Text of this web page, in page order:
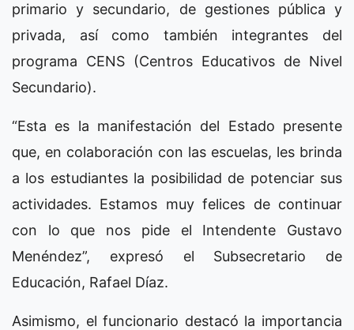
primario y secundario, de gestiones pública y
privada, así como también integrantes del
programa CENS (Centros Educativos de Nivel
Secundario).
“Esta es la manifestación del Estado presente
que, en colaboración con las escuelas, les brinda
a los estudiantes la posibilidad de potenciar sus
actividades. Estamos muy felices de continuar
con lo que nos pide el Intendente Gustavo
Menéndez”, expresó el Subsecretario de
Educación, Rafael Díaz.
Asimismo, el funcionario destacó la importancia